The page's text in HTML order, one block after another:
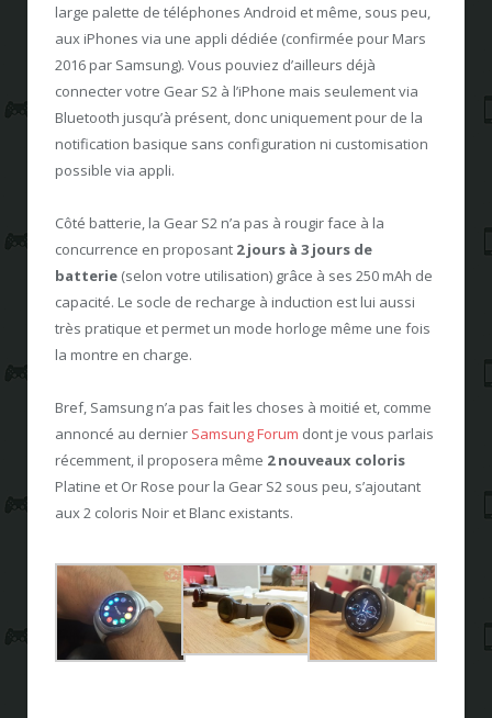
large palette de téléphones Android et même, sous peu,
aux iPhones via une appli dédiée (confirmée pour Mars
2016 par Samsung). Vous pouviez d’ailleurs déjà
connecter votre Gear S2 à l’iPhone mais seulement via
Bluetooth jusqu’à présent, donc uniquement pour de la
notification basique sans configuration ni customisation
possible via appli.
Côté batterie, la Gear S2 n’a pas à rougir face à la
concurrence en proposant 2 jours à 3 jours de
batterie (selon votre utilisation) grâce à ses 250 mAh de
capacité. Le socle de recharge à induction est lui aussi
très pratique et permet un mode horloge même une fois
la montre en charge.
Bref, Samsung n’a pas fait les choses à moitié et, comme
annoncé au dernier Samsung Forum dont je vous parlais
récemment, il proposera même 2 nouveaux coloris
Platine et Or Rose pour la Gear S2 sous peu, s’ajoutant
aux 2 coloris Noir et Blanc existants.